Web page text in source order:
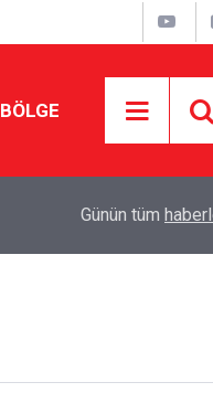
BÖLGE
Mansur Yavaş’tan
Günün tüm